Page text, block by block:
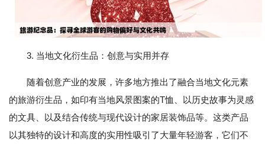
3. 当地文化衍生品：创意与实用并存
随着创意产业的发展，许多地方推出了融合当地文化元素
的旅游衍生品，如印有当地风景图案的T恤、以历史故事为灵感
的文具、以及结合传统与现代设计的家居装饰品等。这类产品
以其独特的设计和高度的实用性吸引了大量年轻游客，它们不